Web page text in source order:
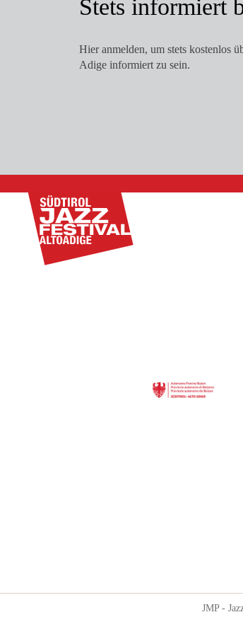
Stets informiert
Hier anmelden, um stets kostenlos
Adige informiert zu sein.
JMP -